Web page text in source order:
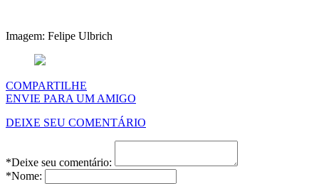
Imagem: Felipe Ulbrich
COMPARTILHE
ENVIE PARA UM AMIGO
DEIXE SEU COMENTÁRIO
*Deixe seu comentário:
*Nome: